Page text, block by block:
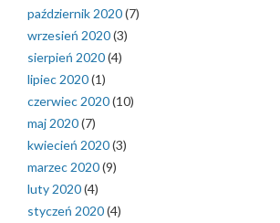
październik 2020(7)
wrzesień 2020(3)
sierpień 2020(4)
lipiec 2020(1)
czerwiec 2020(10)
maj 2020(7)
kwiecień 2020(3)
marzec 2020(9)
luty 2020(4)
styczeń 2020(4)